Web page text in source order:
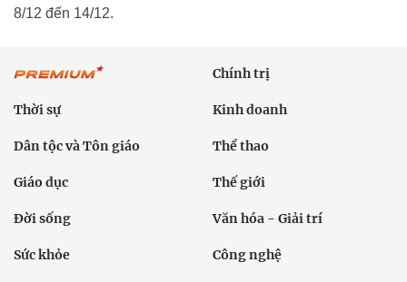
8/12 đến 14/12.
Chính trị
Thời sự Kinh doanh
Dân tộc và Tôn giáo Thể thao
Giáo dục Thế giới
Đời sống Văn hóa - Giải trí
Sức khỏe Công nghệ